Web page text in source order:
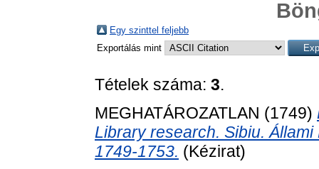
Egy szinttel feljebb
Exportálás mint
Tételek száma: 3.
MEGHATÁROZATLAN (1749)
Library research. Sibiu.
1749-1753. (Kézirat)